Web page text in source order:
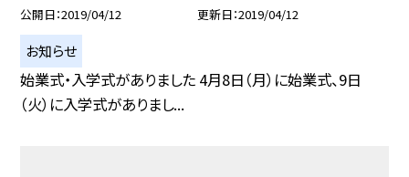
公開日 2019/04/12 更新日 2019/04/12
お知らせ
始業式・入学式がありました 4月8日（月）に始業式、9日
（火）に入学式がありまし...